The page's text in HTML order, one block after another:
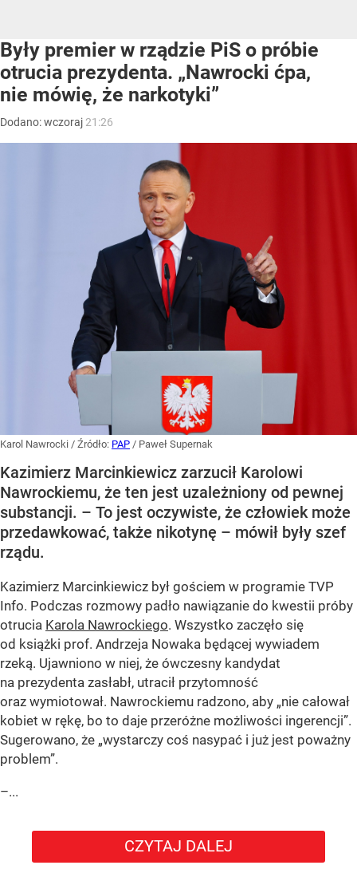
Były premier w rządzie PiS o próbie
otrucia prezydenta. „Nawrocki ćpa,
nie mówię, że narkotyki”
Dodano:wczoraj 21:26
Karol Nawrocki / Źródło: PAP / Paweł Supernak
Kazimierz Marcinkiewicz zarzucił Karolowi
Nawrockiemu, że ten jest uzależniony od pewnej
substancji. – To jest oczywiste, że człowiek może
przedawkować, także nikotynę – mówił były szef
rządu.
Kazimierz Marcinkiewicz był gościem w programie TVP
Info. Podczas rozmowy padło nawiązanie do kwestii próby
otrucia Karola Nawrockiego. Wszystko zaczęło się
od książki prof. Andrzeja Nowaka będącej wywiadem
rzeką. Ujawniono w niej, że ówczesny kandydat
na prezydenta zasłabł, utracił przytomność
oraz wymiotował. Nawrockiemu radzono, aby „nie całował
kobiet w rękę, bo to daje przeróżne możliwości ingerencji”.
Sugerowano, że „wystarczy coś nasypać i już jest poważny
problem”.
–...
CZYTAJ DALEJ